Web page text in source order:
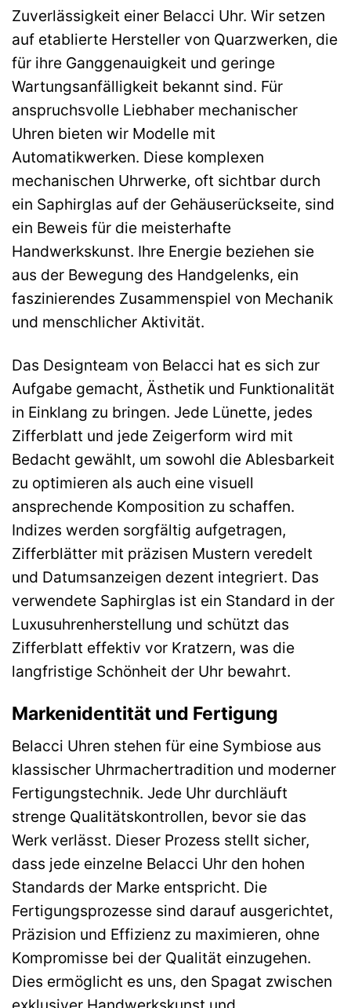
Zuverlässigkeit einer Belacci Uhr. Wir setzen
auf etablierte Hersteller von Quarzwerken, die
für ihre Ganggenauigkeit und geringe
Wartungsanfälligkeit bekannt sind. Für
anspruchsvolle Liebhaber mechanischer
Uhren bieten wir Modelle mit
Automatikwerken. Diese komplexen
mechanischen Uhrwerke, oft sichtbar durch
ein Saphirglas auf der Gehäuserückseite, sind
ein Beweis für die meisterhafte
Handwerkskunst. Ihre Energie beziehen sie
aus der Bewegung des Handgelenks, ein
faszinierendes Zusammenspiel von Mechanik
und menschlicher Aktivität.
Das Designteam von Belacci hat es sich zur
Aufgabe gemacht, Ästhetik und Funktionalität
in Einklang zu bringen. Jede Lünette, jedes
Zifferblatt und jede Zeigerform wird mit
Bedacht gewählt, um sowohl die Ablesbarkeit
zu optimieren als auch eine visuell
ansprechende Komposition zu schaffen.
Indizes werden sorgfältig aufgetragen,
Zifferblätter mit präzisen Mustern veredelt
und Datumsanzeigen dezent integriert. Das
verwendete Saphirglas ist ein Standard in der
Luxusuhrenherstellung und schützt das
Zifferblatt effektiv vor Kratzern, was die
langfristige Schönheit der Uhr bewahrt.
Markenidentität und Fertigung
Belacci Uhren stehen für eine Symbiose aus
klassischer Uhrmachertradition und moderner
Fertigungstechnik. Jede Uhr durchläuft
strenge Qualitätskontrollen, bevor sie das
Werk verlässt. Dieser Prozess stellt sicher,
dass jede einzelne Belacci Uhr den hohen
Standards der Marke entspricht. Die
Fertigungsprozesse sind darauf ausgerichtet,
Präzision und Effizienz zu maximieren, ohne
Kompromisse bei der Qualität einzugehen.
Dies ermöglicht es uns, den Spagat zwischen